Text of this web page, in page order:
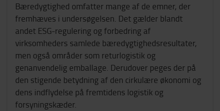
Bæredygtighed omfatter mange af de emner, der
fremhæves i undersøgelsen. Det gælder blandt
andet ESG-regulering og forbedring af
virksomheders samlede bæredygtighedsresultater,
men også områder som returlogistik og
genanvendelig emballage. Derudover peges der på
den stigende betydning af den cirkulære økonomi og
dens indflydelse på fremtidens logistik og
forsyningskæder.